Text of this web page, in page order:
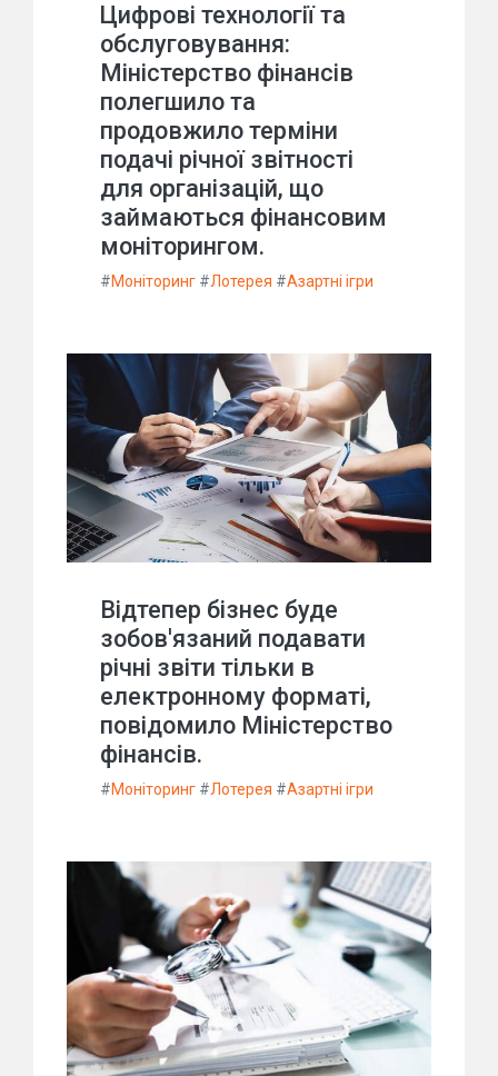
Цифрові технології та
обслуговування:
Міністерство фінансів
полегшило та
продовжило терміни
подачі річної звітності
для організацій, що
займаються фінансовим
моніторингом.
#Моніторинг #Лотерея #Азартні ігри
Відтепер бізнес буде
зобов'язаний подавати
річні звіти тільки в
електронному форматі,
повідомило Міністерство
фінансів.
#Моніторинг #Лотерея #Азартні ігри